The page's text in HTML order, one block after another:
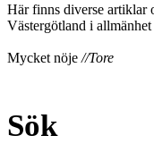
Här finns diverse artiklar
Västergötland i
Mycket nöje //Tore
Sök